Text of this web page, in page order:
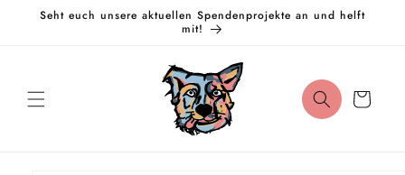
zum
Seht euch unsere aktuellen Spendenprojekte an und helft
mit!
Warenkorb